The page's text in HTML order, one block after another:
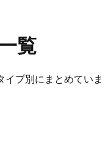
覧
イプ別にまとめていま